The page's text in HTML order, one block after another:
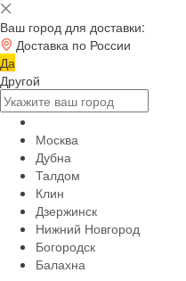
Ваш город для доставки:
Доставка по России
Да
Другой
Москва
Дубна
Талдом
Клин
Дзержинск
Нижний Новгород
Богородск
Балахна